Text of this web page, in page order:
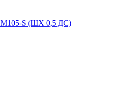
S (ШХ 0,5 ДС)